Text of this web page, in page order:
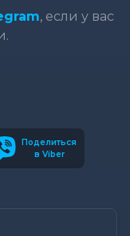
, если у вас
Поделиться
в Viber